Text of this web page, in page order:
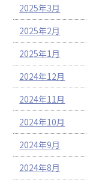
2025年3月
2025年2月
2025年1月
2024年12月
2024年11月
2024年10月
2024年9月
2024年8月